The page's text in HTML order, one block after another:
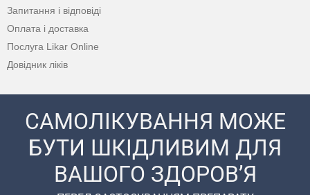
Запитання і відповіді
Оплата і доставка
Послуга Likar Online
Довідник ліків
САМОЛІКУВАННЯ МОЖЕ
БУТИ ШКІДЛИВИМ ДЛЯ
ВАШОГО ЗДОРОВ’Я